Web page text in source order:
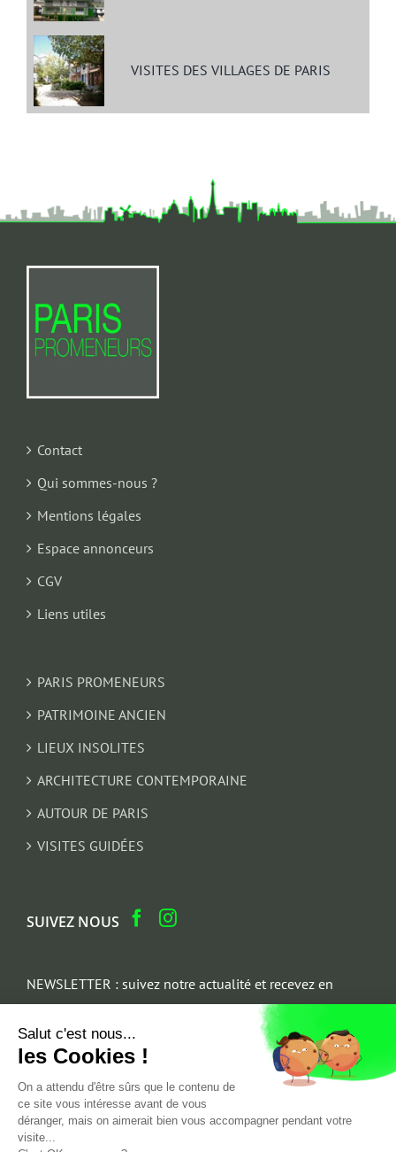
VISITES DES VILLAGES DE PARIS
Contact
Qui sommes-nous ?
Mentions légales
Espace annonceurs
CGV
Liens utiles
PARIS PROMENEURS
PATRIMOINE ANCIEN
LIEUX INSOLITES
ARCHITECTURE CONTEMPORAINE
AUTOUR DE PARIS
VISITES GUIDÉES
SUIVEZ NOUS
NEWSLETTER : suivez notre actualité et recevez en
cadeau un parcours architectural du Marais
Email
Salut c'est nous...
les Cookies !
On a attendu d'être sûrs que le contenu de
ce site vous intéresse avant de vous
déranger, mais on aimerait bien vous accompagner pendant votre
visite...